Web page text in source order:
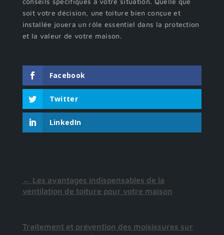
soit votre décision, une toiture bien conçue et
installée jouera un rôle essentiel dans la protection
et la valeur de votre maison.
Facebook
Twitter
LinkedIn
← Les avantages indispensables de la
ventilation de toiture pour votre maison
Traitement et prévention des moisissures sur